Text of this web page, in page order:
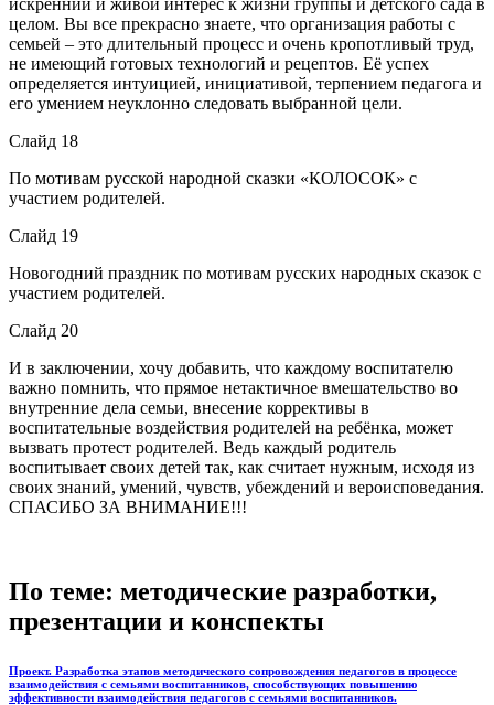
целом. Вы все прекрасно знаете, что организация работы с
семьей – это длительный процесс и очень кропотливый труд,
не имеющий готовых технологий и рецептов. Её успех
определяется интуицией, инициативой, терпением педагога и
его умением неуклонно следовать выбранной цели.
Слайд 18
По мотивам русской народной сказки «КОЛОСОК» с
участием родителей.
Слайд 19
Новогодний праздник по мотивам русских народных сказок с
участием родителей.
Слайд 20
И в заключении, хочу добавить, что каждому воспитателю
важно помнить, что прямое нетактичное вмешательство во
внутренние дела семьи, внесение коррективы в
воспитательные воздействия родителей на ребёнка, может
вызвать протест родителей. Ведь каждый родитель
воспитывает своих детей так, как считает нужным, исходя из
своих знаний, умений, чувств, убеждений и вероисповедания.
СПАСИБО ЗА ВНИМАНИЕ!!!
По теме: методические разработки,
презентации и конспекты
Проект. Разработка этапов методического сопровождения педагогов в процессе
взаимодействия с семьями воспитанников, способствующих повышению
эффективности взаимодействия педагогов с семьями воспитанников.